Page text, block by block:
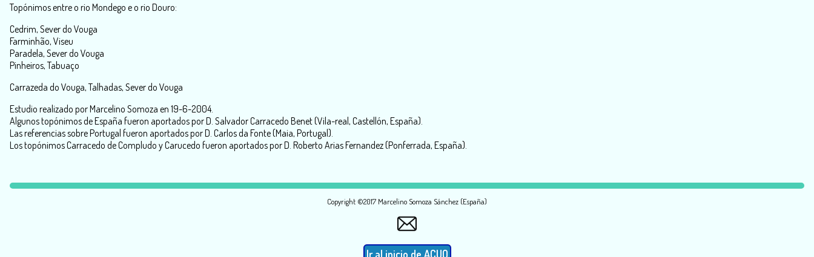
Topónimos entre o rio Mondego e o rio Douro:
Cedrim, Sever do Vouga
Farminhão, Viseu
Paradela, Sever do Vouga
Pinheiros, Tabuaço
Carrazeda do Vouga, Talhadas, Sever do Vouga
Estudio realizado por Marcelino Somoza en 19-6-2004.
Algunos topónimos de España fueron aportados por D. Salvador Carracedo Benet (Vila-real, Castellón, España).
Las referencias sobre Portugal fueron aportados por D. Carlos da Fonte (Maia, Portugal).
Los topónimos Carracedo de Compludo y Carucedo fueron aportados por D. Roberto Arias Fernandez (Ponferrada, España).
Copyright ©2017 Marcelino Somoza Sánchez (España)
Ir al inicio de ACUO